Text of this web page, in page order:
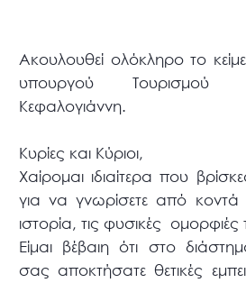
Ακουλουθεί ολόκληρο το
υπουργού Τουρισμού
Κεφαλογιάννη.
Κυρίες και Κύριοι,
Χαίρομαι ιδιαίτερα που
για να γνωρίσετε από κοντά
ιστορία, τις φυσικές
Είμαι βέβαιη ότι στο
σας αποκτήσατε θετικές